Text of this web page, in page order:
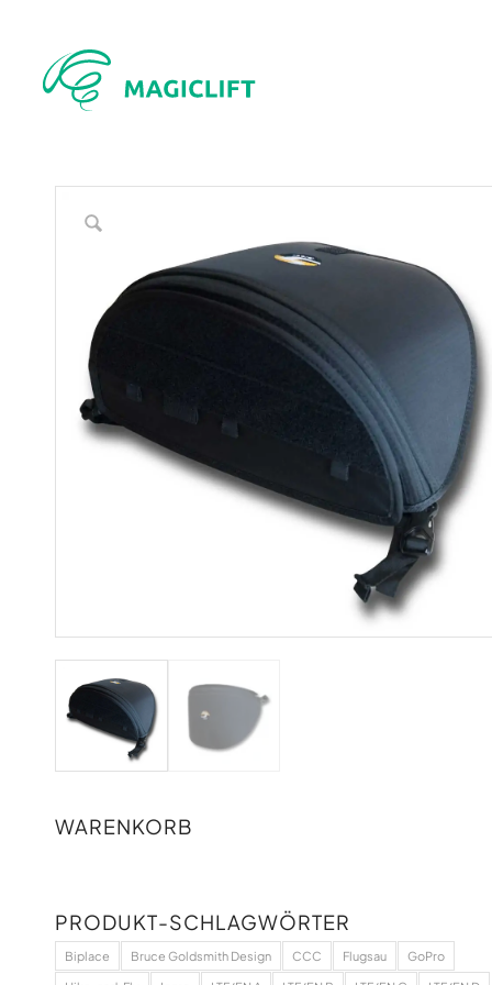
WARENKORB
PRODUKT-SCHLAGWÖRTER
Biplace Bruce Goldsmith Design CCC Flugsau GoPro